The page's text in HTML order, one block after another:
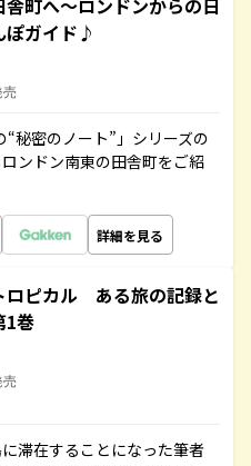
舎町へ～ロンドンからの日
ぽガイド♪
売
秘密のノート”」シリーズの
ンドン南東の田舎町をご紹
詳細を見る
ロピカル ある旅の記録と
巻
売
滞在することになった筆者